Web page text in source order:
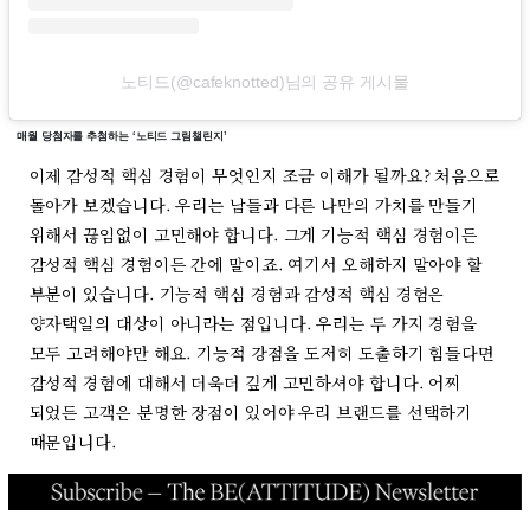
노티드(@cafeknotted)님의 공유 게시물
매월 당첨자를 추첨하는 ‘노티드 그림챌린지’
이제 감성적 핵심 경험이 무엇인지 조금 이해가 될까요? 처음으로
돌아가 보겠습니다. 우리는 남들과 다른 나만의 가치를 만들기
위해서 끊임없이 고민해야 합니다. 그게 기능적 핵심 경험이든
감성적 핵심 경험이든 간에 말이죠. 여기서 오해하지 말아야 할
부분이 있습니다. 기능적 핵심 경험과 감성적 핵심 경험은
양자택일의 대상이 아니라는 점입니다. 우리는 두 가지 경험을
모두 고려해야만 해요. 기능적 강점을 도저히 도출하기 힘들다면
감성적 경험에 대해서 더욱더 깊게 고민하셔야 합니다. 어찌
되었든 고객은 분명한 장점이 있어야 우리 브랜드를 선택하기
때문입니다.